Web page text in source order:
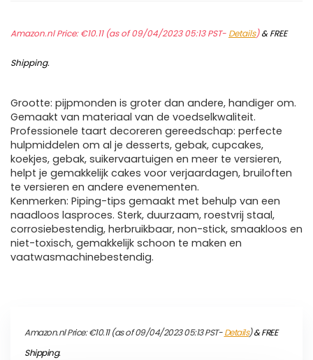
Amazon.nl Price:€10.11(as of 09/04/2023 05:13 PST- Details)&FREE
Shipping.
Grootte: pijpmonden is groter dan andere, handiger om.
Gemaakt van materiaal van de voedselkwaliteit.
Professionele taart decoreren gereedschap: perfecte
hulpmiddelen om al je desserts, gebak, cupcakes,
koekjes, gebak, suikervaartuigen en meer te versieren,
helpt je gemakkelijk cakes voor verjaardagen, bruiloften
te versieren en andere evenementen.
Kenmerken: Piping-tips gemaakt met behulp van een
naadloos lasproces. Sterk, duurzaam, roestvrij staal,
corrosiebestendig, herbruikbaar, non-stick, smaakloos en
niet-toxisch, gemakkelijk schoon te maken en
vaatwasmachinebestendig.
Amazon.nl Price:€10.11(as of 09/04/2023 05:13 PST-Details)&FREE
Shipping.